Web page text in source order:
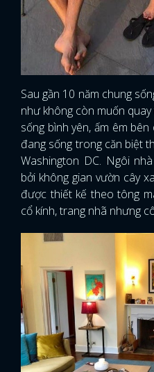
Sau gần 10 năm chung
như không còn muốn
sống bình yên, ấm êm
đang sống trong căn biệt
Washington DC. Ngôi
bởi không gian vườn cây
được thiết kế theo tông
cổ kính, trang nhã nhưng